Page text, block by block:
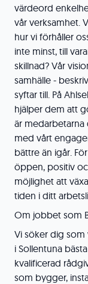
värdeord
vår verksamhet.
hur vi förhåller
inte minst, till
skillnad? Vår
samhälle -
syftar till. På
hjälper dem att
är medarbetarna
med vårt
bättre än igår.
öppen, positiv
möjlighet att
tiden i ditt
Om jobbet som
Vi söker dig som
i Sollentuna
kvalificerad
som bygger,